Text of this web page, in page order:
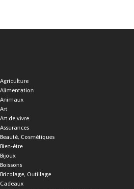
Agriculture
Alimentation
Animaux
Art
Art de vivre
Assurances
Beauté, Cosmétiques
Bien-être
Bijoux
Boissons
Bricolage, Outillage
Cadeaux